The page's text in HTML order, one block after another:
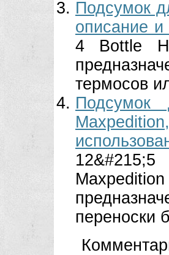
Подсумок
описание и
4 Bottle
термосов
переноски